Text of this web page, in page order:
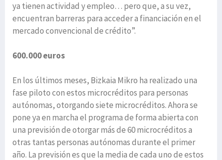
ya tienen actividad y empleo… pero que, a su vez,
encuentran barreras para acceder a financiación en el
mercado convencional de crédito”.
600.000 euros
En los últimos meses, Bizkaia Mikro ha realizado una
fase piloto con estos microcréditos para personas
autónomas, otorgando siete microcréditos. Ahora se
pone ya en marcha el programa de forma abierta con
una previsión de otorgar más de 60 microcréditos a
otras tantas personas autónomas durante el primer
año. La previsión es que la media de cada uno de estos